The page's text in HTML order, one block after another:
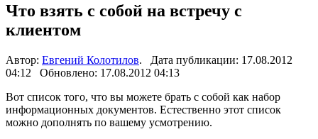
Что взять с собой на встречу с
клиентом
Автор: Евгений Колотилов. Дата публикации: 17.08.2012
04:12 Обновлено: 17.08.2012 04:13
Вот список того, что вы можете брать с собой как набор
информационных документов. Естественно этот список
можно дополнять по вашему усмотрению.